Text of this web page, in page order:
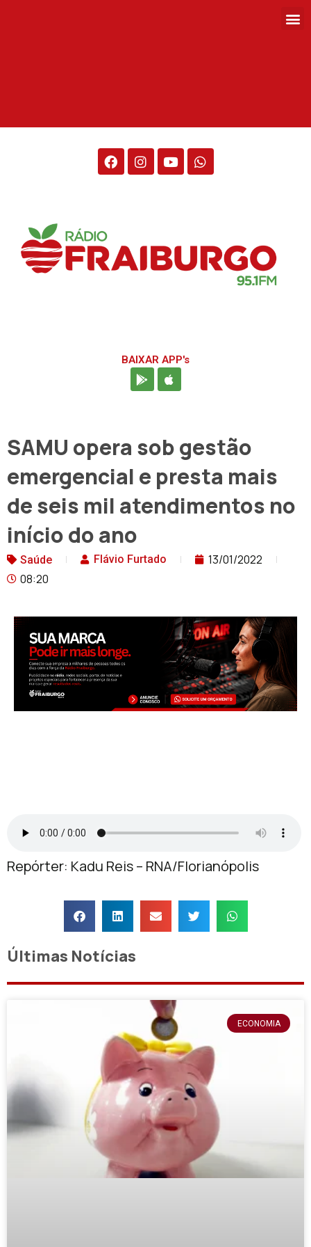
BAIXAR APP's
SAMU opera sob gestão
emergencial e presta mais
de seis mil atendimentos no
início do ano
Saúde Flávio Furtado
13/01/2022
08:20
Repórter: Kadu Reis – RNA/Florianópolis
Últimas Notícias
ECONOMIA